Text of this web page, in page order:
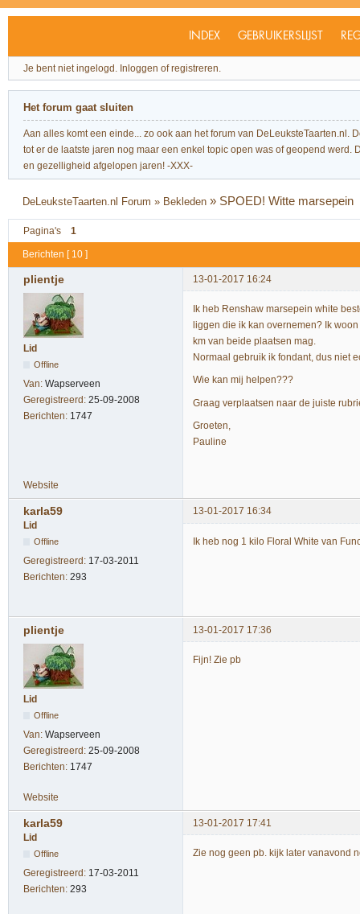
INDEX GEBRUIKERSLIJST
Je bent niet ingelogd. Inloggen of registreren.
Het forum gaat sluiten
Aan alles komt een einde... zo ook aan het forum van
tot er de laatste jaren nog maar een enkel topic open was of geopend
en gezelligheid afgelopen jaren! -XXX-
DeLeuksteTaarten.nl Forum » Bekleden » SPOED! Witte marsepein
Pagina's 1
Berichten [ 10 ]
plientje 13-01-2017 16:24
Lid
Offline
Van: Wapserveen
Geregistreerd: 25-09-2008
Berichten: 1747
Ik heb Renshaw marsepein white
liggen die ik kan overnemen? Ik
km van beide plaatsen mag.
Normaal gebruik ik fondant, dus niet
Wie kan mij helpen???
Graag verplaatsen naar de juiste
Groeten,
Pauline
Website
karla59
13-01-2017 16:34
Lid
Offline
Geregistreerd: 17-03-2011
Berichten: 293
Ik heb nog 1 kilo Floral White van
plientje 13-01-2017 17:36
Lid
Offline
Van: Wapserveen
Geregistreerd: 25-09-2008
Berichten: 1747
Fijn! Zie pb
Website
karla59
13-01-2017 17:41
Lid
Offline
Geregistreerd: 17-03-2011
Berichten: 293
Zie nog geen pb. kijk later vanavond